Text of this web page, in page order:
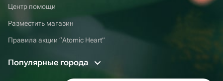
Центр помощи
Разместить магазин
Правила акции “Atomic Heart”
Популярные города